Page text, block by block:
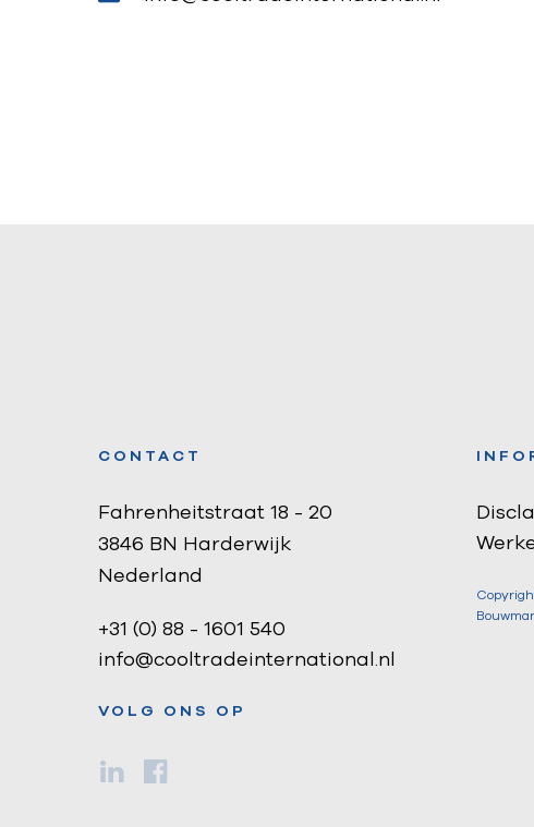
CONTACT
Fahrenheitstraat 18 - 20
3846 BN Harderwijk
Nederland
+31 (0) 88 - 1601 540
info@cooltradeinternational.nl
VOLG ONS OP